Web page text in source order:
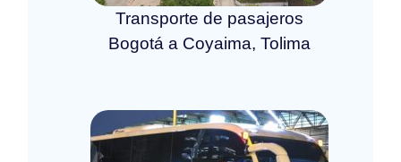
Transporte de pasajeros
Bogotá a Coyaima, Tolima